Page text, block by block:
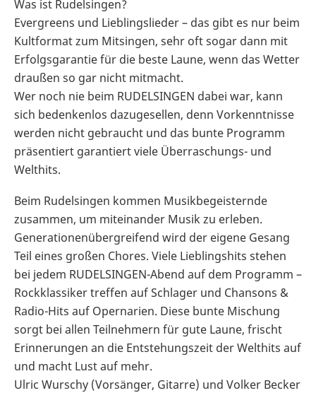
Was ist Rudelsingen?
Evergreens und Lieblingslieder – das gibt es nur beim
Kultformat zum Mitsingen, sehr oft sogar dann mit
Erfolgsgarantie für die beste Laune, wenn das Wetter
draußen so gar nicht mitmacht.
Wer noch nie beim RUDELSINGEN dabei war, kann
sich bedenkenlos dazugesellen, denn Vorkenntnisse
werden nicht gebraucht und das bunte Programm
präsentiert garantiert viele Überraschungs- und
Welthits.
Beim Rudelsingen kommen Musikbegeisternde
zusammen, um miteinander Musik zu erleben.
Generationenübergreifend wird der eigene Gesang
Teil eines großen Chores. Viele Lieblingshits stehen
bei jedem RUDELSINGEN-Abend auf dem Programm –
Rockklassiker treffen auf Schlager und Chansons &
Radio-Hits auf Opernarien. Diese bunte Mischung
sorgt bei allen Teilnehmern für gute Laune, frischt
Erinnerungen an die Entstehungszeit der Welthits auf
und macht Lust auf mehr.
Ulric Wurschy (Vorsänger, Gitarre) und Volker Becker